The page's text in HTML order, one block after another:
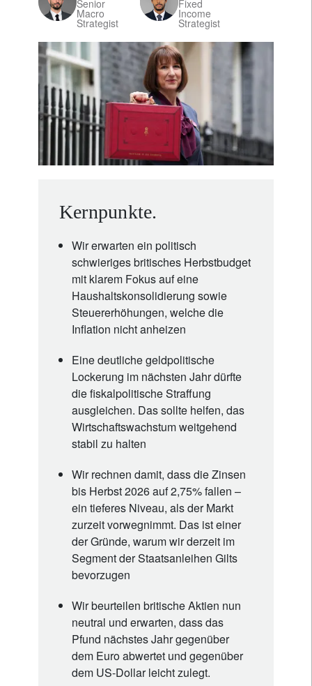
Senior
Macro
Strategist
Fixed
Income
Strategist
Kernpunkte.
Wir erwarten ein politisch
schwieriges britisches Herbstbudget
mit klarem Fokus auf eine
Haushaltskonsolidierung sowie
Steuererhöhungen, welche die
Inflation nicht anheizen
Eine deutliche geldpolitische
Lockerung im nächsten Jahr dürfte
die fiskalpolitische Straffung
ausgleichen. Das sollte helfen, das
Wirtschaftswachstum weitgehend
stabil zu halten
Wir rechnen damit, dass die Zinsen
bis Herbst 2026 auf 2,75% fallen –
ein tieferes Niveau, als der Markt
zurzeit vorwegnimmt. Das ist einer
der Gründe, warum wir derzeit im
Segment der Staatsanleihen Gilts
bevorzugen
Wir beurteilen britische Aktien nun
neutral und erwarten, dass das
Pfund nächstes Jahr gegenüber
dem Euro abwertet und gegenüber
dem US-Dollar leicht zulegt.